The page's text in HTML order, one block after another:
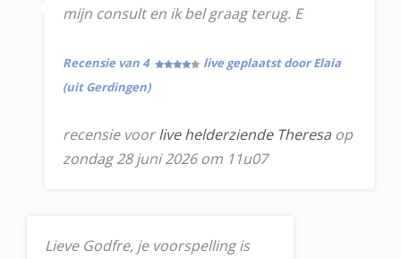
mijn consult en ik bel graag terug. E
Recensie van 4
live geplaatst door Elaia
(uit Gerdingen)
recensie voorlive helderziende Theresa op
zondag 28 juni 2026 om 11u07
Lieve Godfre, je voorspelling is